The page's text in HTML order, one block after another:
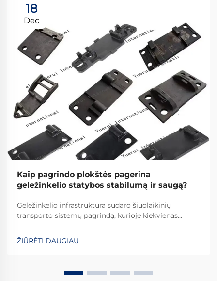
18
Dec
Kaip pagrindo plokštės pagerina
geležinkelio statybos stabilumą ir saugą?
Geležinkelio infrastruktūra sudaro šiuolaikinių
transporto sistemų pagrindą, kurioje kiekvienas
saugų ir veiksmingą veikimą. Tarp šių būtinųjų
komponentų, geležinkelio pagrindo plokštės yra
ŽIŪRĖTI DAUGIAU